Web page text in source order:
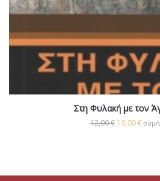
Στη Φυλακή με τον
12,00€ 10,00€ συμ/